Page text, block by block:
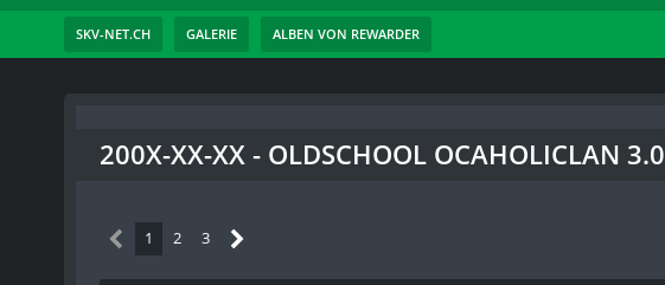
SKV-NET.CH GALERIE ALBEN VON REWARDER
200X-XX-XX - OLDSCHOOL OCAHOLICLAN 3.0
1 2 3